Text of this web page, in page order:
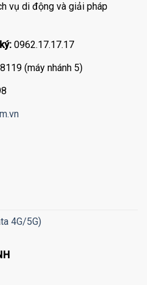
vụ di động và giải pháp
0962.17.17.17
(máy nhánh 5)
4G/5G)